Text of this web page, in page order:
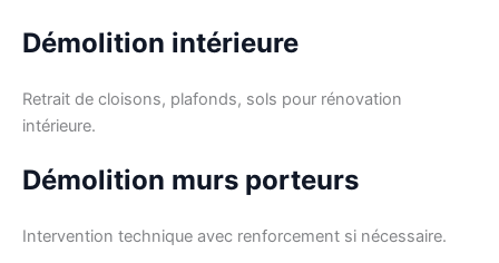
Démolition intérieure
Retrait de cloisons, plafonds, sols pour rénovation
intérieure.
Démolition murs porteurs
Intervention technique avec renforcement si nécessaire.